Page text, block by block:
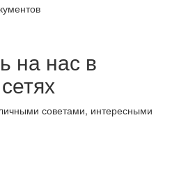
на нас в
советами, интересными